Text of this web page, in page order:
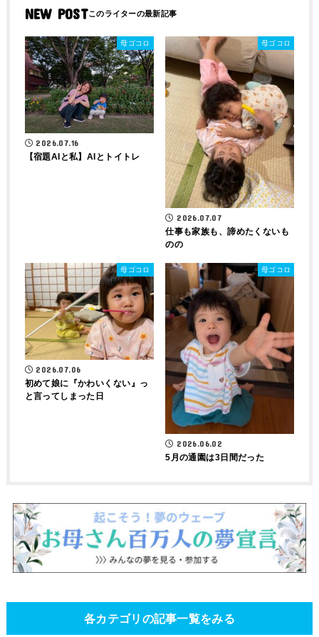
NEW POST
母ゴコロ
2026.07.16
【宿題AIと私】AIとトイトレ
母ゴコロ
2026.07.07
仕事も家族も、諦めたくないも
のの
母ゴコロ
2026.07.06
初めて娘に『かわいくない』っ
と言ってしまった日
母ゴコロ
2026.06.02
5月の通園は3日間だった
各カテゴリの記事一覧をみる